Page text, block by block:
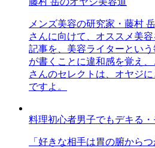
メンズ美容の研究家・藤村
さんに向けて、オススメ美
記事を、美容ライターとい
が書くことに違和感を覚え
さんのセレクトは、オヤジ
ですよ。
料理初心者男子でもデキる
「好きな相手は胃の腑から